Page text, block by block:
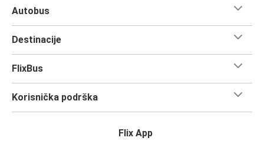
Autobus
Destinacije
FlixBus
Korisnička podrška
Flix App